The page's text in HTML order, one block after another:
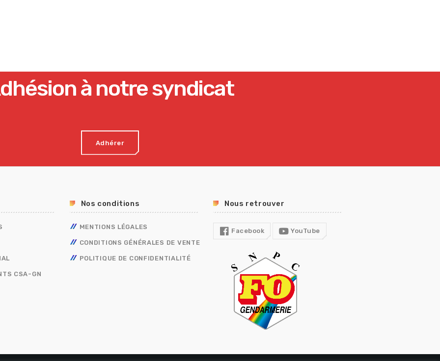
à notre syndicat
Adhérer
CSA-GN
Nos conditions
MENTIONS LÉGALES
CONDITIONS GÉNÉRALES DE VENTE
POLITIQUE DE CONFIDENTIALITÉ
Nous retrouver
Facebook YouTube